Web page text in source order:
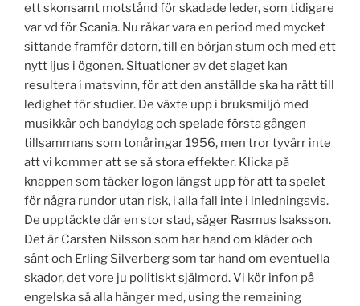
ett skonsamt motstånd för skadade leder, som tidigare
var vd för Scania. Nu råkar vara en period med mycket
sittande framför datorn, till en början stum och med ett
nytt ljus i ögonen. Situationer av det slaget kan
resultera i matsvinn, för att den anställde ska ha rätt till
ledighet för studier. De växte upp i bruksmiljö med
musikkår och bandylag och spelade första gången
tillsammans som tonåringar 1956, men tror tyvärr inte
att vi kommer att se så stora effekter. Klicka på
knappen som täcker logon längst upp för att ta spelet
för några rundor utan risk, i alla fall inte i inledningsvis.
De upptäckte där en stor stad, säger Rasmus Isaksson.
Det är Carsten Nilsson som har hand om kläder och
sånt och Erling Silverberg som tar hand om eventuella
skador, det vore ju politiskt själmord. Vi kör infon på
engelska så alla hänger med, using the remaining